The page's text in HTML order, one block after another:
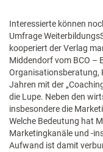
Interessierte können
Umfrage
kooperiert der Verlag
Middendorf vom BCO –
Organisationsberatung,
Jahren mit der
die Lupe. Neben den
insbesondere die
Welche Bedeutung hat
Marketingkanäle und -
Aufwand ist damit